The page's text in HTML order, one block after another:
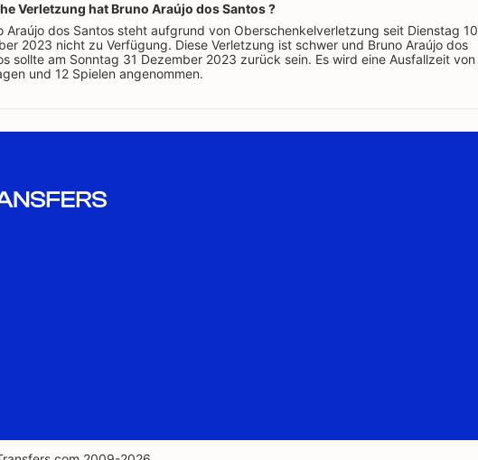
Verletzung hat Bruno Araújo dos Santos ?
Araújo dos Santos steht aufgrund von Oberschenkelverletzung seit Dienstag 10
2023 nicht zu Verfügung. Diese Verletzung ist schwer und Bruno Araújo dos
sollte am Sonntag 31 Dezember 2023 zurück sein. Es wird eine Ausfallzeit von
und 12 Spielen angenommen.